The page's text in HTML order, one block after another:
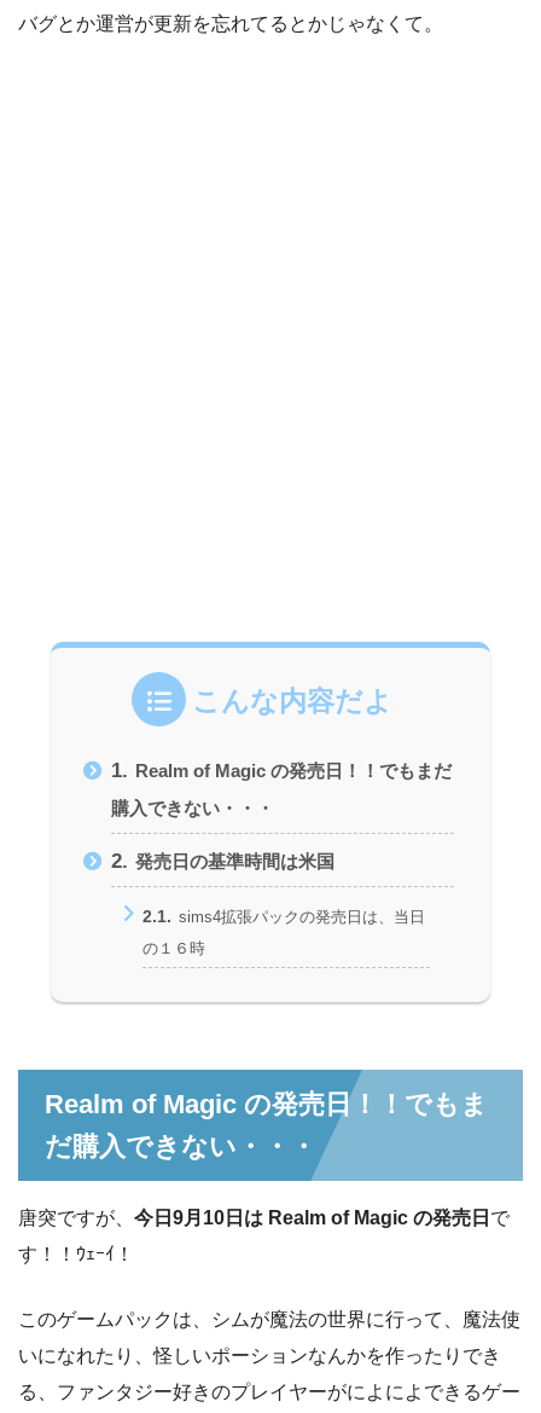
バグとか運営が更新を忘れてるとかじゃなくて。
こんな内容だよ
1. Realm of Magic の発売日！！でもまだ
購入できない・・・
2. 発売日の基準時間は米国
2.1. sims4拡張パックの発売日は、当日
の１６時
Realm of Magic の発売日！！でもま
だ購入できない・・・
唐突ですが、 今日9月10日は Realm of Magic の発売日 で
す！！ｳｪｰｲ！
このゲームパックは、シムが魔法の世界に行って、魔法使
いになれたり、怪しいポーションなんかを作ったりでき
る、ファンタジー好きのプレイヤーがによによできるゲー